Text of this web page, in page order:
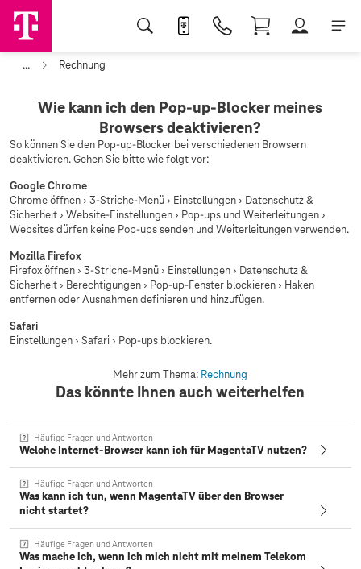
... Rechnung
Wie kann ich den Pop-up-Blocker meines
Browsers deaktivieren?
So können Sie den Pop-up-Blocker bei verschiedenen Browsern
deaktivieren. Gehen Sie bitte wie folgt vor:
Google Chrome
Chrome öffnen › 3-Striche-Menü › Einstellungen › Datenschutz &
Sicherheit › Website-Einstellungen › Pop-ups und Weiterleitungen ›
Websites dürfen keine Pop-ups senden und Weiterleitungen verwenden.
Mozilla Firefox
Firefox öffnen › 3-Striche-Menü › Einstellungen › Datenschutz &
Sicherheit › Berechtigungen › Pop-up-Fenster blockieren › Haken
entfernen oder Ausnahmen definieren und hinzufügen.
Safari
Einstellungen › Safari › Pop-ups blockieren.
Mehr zum Thema: Rechnung
Das könnte Ihnen auch weiterhelfen
Häufige Fragen und Antworten
Welche Internet-Browser kann ich für MagentaTV nutzen?
Häufige Fragen und Antworten
Was kann ich tun, wenn MagentaTV über den Browser
nicht startet?
Häufige Fragen und Antworten
Was mache ich, wenn ich mich nicht mit meinem Telekom